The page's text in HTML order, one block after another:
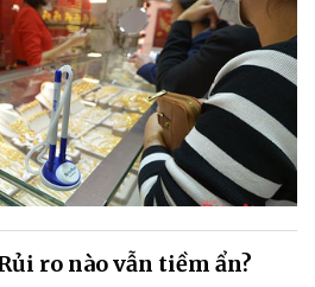
ro nào vẫn tiềm ẩn?